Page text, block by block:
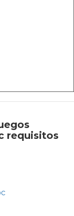
requisitos